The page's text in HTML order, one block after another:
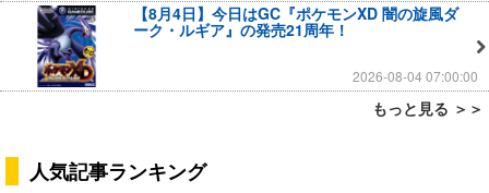
【8月4日】今日はGC『ポケモンXD 闇の旋風ダ
ーク・ルギア』の発売21周年！
2026-08-04 07:00:00
もっと見る ＞＞
人気記事ランキング